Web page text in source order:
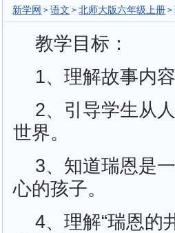
新学网 >语文 >北师大版六年级上册 >
教学目标：
1、理解故事内
2、引导学生从
世界。
3、知道瑞恩是
心的孩子。
4、理解“瑞恩的